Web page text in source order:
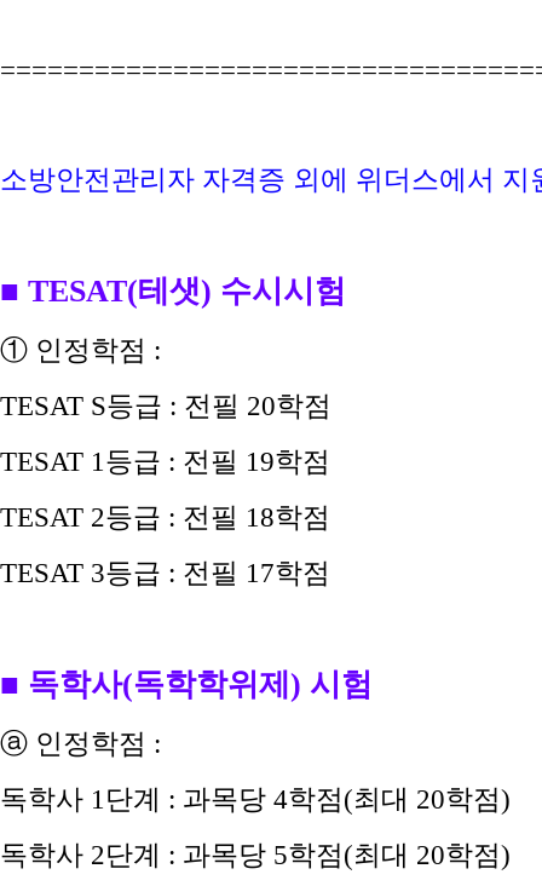
소방안전관리자 자격증 외에 위더스에서
■ TESAT(테샛) 수시시험
① 인정학점 :
TESAT S등급 : 전필 20학점
TESAT 1등급 : 전필 19학점
TESAT 2등급 : 전필 18학점
TESAT 3등급 : 전필 17학점
■ 독학사(독학학위제) 시험
ⓐ 인정학점 :
독학사 1단계 : 과목당 4학점(최대 20학점)
독학사 2단계 : 과목당 5학점(최대 20학점)